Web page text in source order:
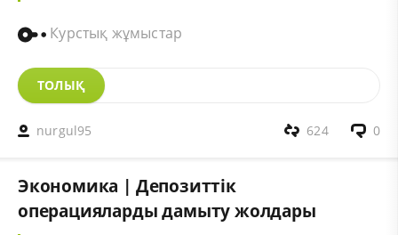
Курстық жұмыстар
ТОЛЫҚ
nurgul95 0
624
Экономика | Депозиттік
операцияларды дамыту жолдары